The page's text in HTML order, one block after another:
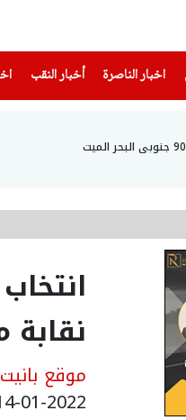
اخبار الناصرة
(current) أخبار النقب
موقع
01-2022 08:57:55